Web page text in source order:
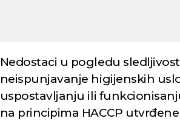
Nedostaci u pogledu
neispunjavanje higijenskih
uspostavljanju ili
na principima HACCP